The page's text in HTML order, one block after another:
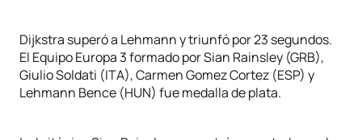
Dijkstra superó a Lehmann y triunfó por 23 segundos.
El Equipo Europa 3 formado por Sian Rainsley (GRB),
Giulio Soldati (ITA), Carmen Gomez Cortez (ESP) y
Lehmann Bence (HUN) fue medalla de plata.